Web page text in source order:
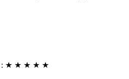
: ★ ★ ★ ★ ★